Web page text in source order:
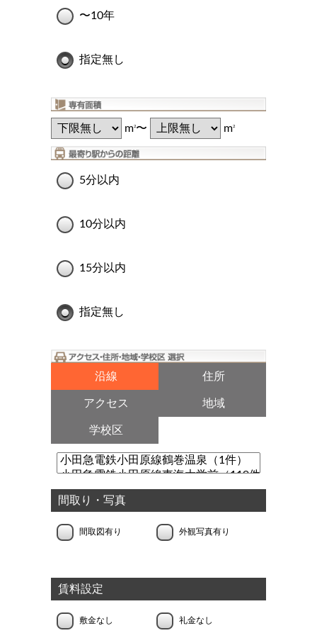
〜10年
指定無し
m2〜 m2
5分以内
10分以内
15分以内
指定無し
沿線 住所
アクセス 地域
学校区
間取り・写真
間取図有り 外観写真有り
賃料設定
敷金なし 礼金なし